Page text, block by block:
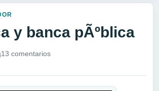
y banca pÃºblica
13 comentarios